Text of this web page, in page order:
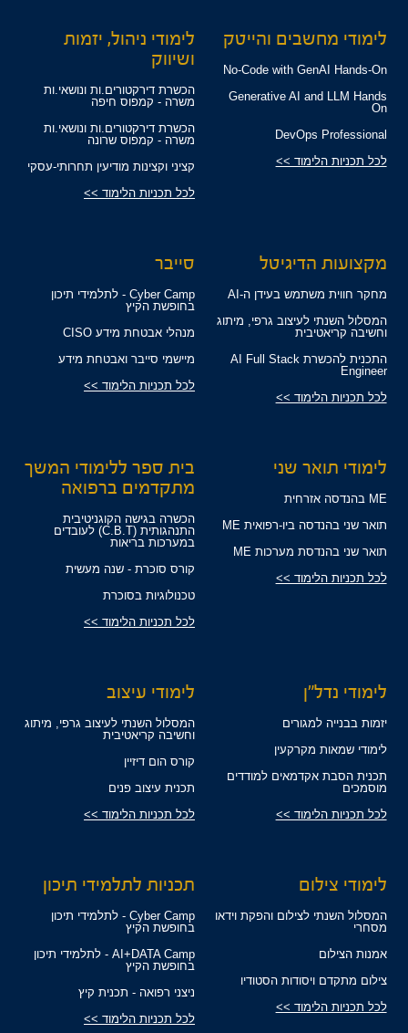
לימודי מחשבים והייטק
No-Code with GenAI Hands-On
Generative AI and LLM Hands
On
DevOps Professional
לכל תכניות הלימוד >>
לימודי ניהול, יזמות
ושיווק
הכשרת דירקטורים.ות ונושאי.ות
משרה - קמפוס חיפה
הכשרת דירקטורים.ות ונושאי.ות
משרה - קמפוס שרונה
קציני וקצינות מודיעין תחרותי-עסקי
לכל תכניות הלימוד >>
מקצועות הדיגיטל
מחקר חווית משתמש בעידן ה-AI
המסלול השנתי לעיצוב גרפי, מיתוג
וחשיבה קריאטיבית
התכנית להכשרת AI Full Stack
Engineer
לכל תכניות הלימוד >>
סייבר
Cyber Camp - לתלמידי תיכון
בחופשת הקיץ
מנהלי אבטחת מידע CISO
מיישמי סייבר ואבטחת מידע
לכל תכניות הלימוד >>
לימודי תואר שני
ME בהנדסה אזרחית
תואר שני בהנדסה ביו-רפואית ME
תואר שני בהנדסת מערכות ME
לכל תכניות הלימוד >>
בית ספר ללימודי המשך
מתקדמים ברפואה
הכשרה בגישה הקוגניטיבית
התנהגותית (C.B.T) לעובדים
במערכות בריאות
קורס סוכרת - שנה מעשית
טכנולוגיות בסוכרת
לכל תכניות הלימוד >>
לימודי נדל"ן
יזמות בבנייה למגורים
לימודי שמאות מקרקעין
תכנית הסבת אקדמאים למודדים
מוסמכים
לכל תכניות הלימוד >>
לימודי עיצוב
המסלול השנתי לעיצוב גרפי, מיתוג
וחשיבה קריאטיבית
קורס הום דיזיין
תכנית עיצוב פנים
לכל תכניות הלימוד >>
לימודי צילום
המסלול השנתי לצילום והפקת וידאו
מסחרי
אמנות הצילום
צילום מתקדם ויסודות הסטודיו
לכל תכניות הלימוד >>
תכניות לתלמידי תיכון
Cyber Camp - לתלמידי תיכון
בחופשת הקיץ
AI+DATA Camp - לתלמידי תיכון
בחופשת הקיץ
ניצני רפואה - תכנית קיץ
לכל תכניות הלימוד >>